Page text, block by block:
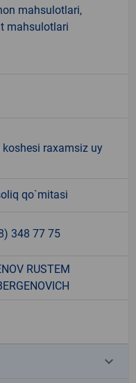
mahsulotlari,
mahsulotlari
raxamsiz uy
qo`mitasi
348 77 75
RUSTEM
keyboard_arrow_down